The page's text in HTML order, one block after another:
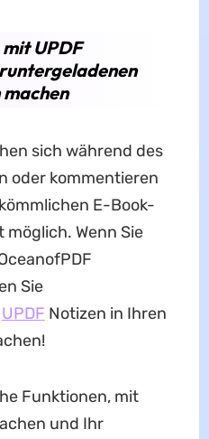
mit UPDF
sich während des
oder kommentieren
E-Book-
Wenn Sie
Sie
UPDF Notizen in Ihren
Funktionen, mit
und Ihr